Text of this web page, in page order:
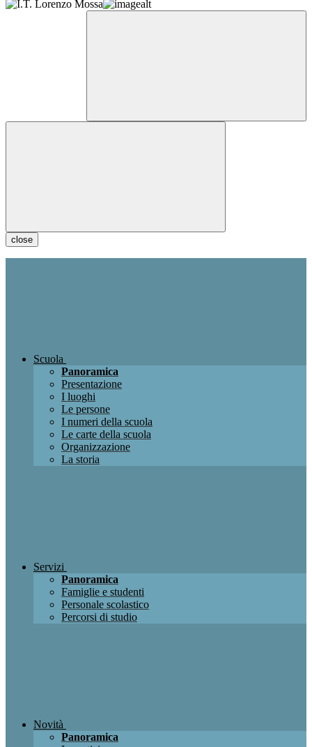
close
Scuola
Panoramica
Presentazione
I luoghi
Le persone
I numeri della scuola
Le carte della scuola
Organizzazione
La storia
Servizi
Panoramica
Famiglie e studenti
Personale scolastico
Percorsi di studio
Novità
Panoramica